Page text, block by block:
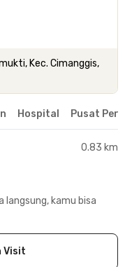
Kec. Cimanggis,
Hospital Pusat
0.83 km
langsung, kamu bisa
Visit